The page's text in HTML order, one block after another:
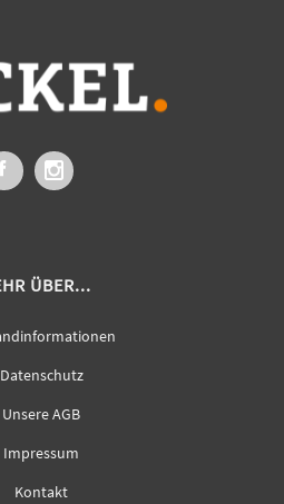
ÜBER...
Datenschutz
Unsere AGB
Impressum
Kontakt